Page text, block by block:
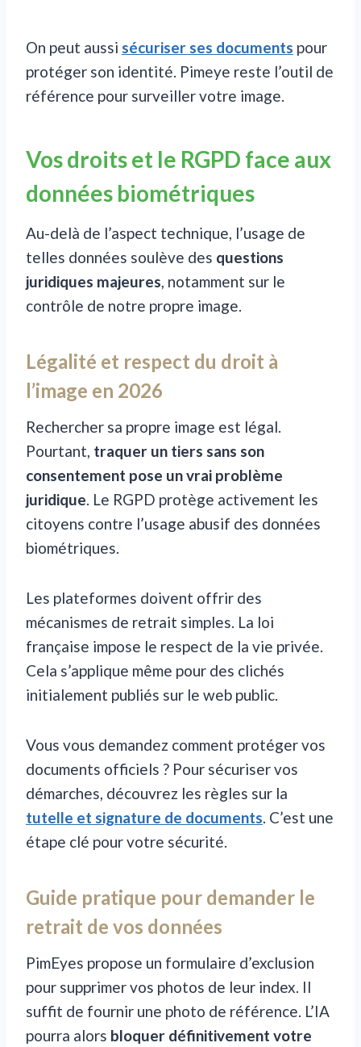
On peut aussi sécuriser ses documents pour
protéger son identité. Pimeye reste l’outil de
référence pour surveiller votre image.
Vos droits et le RGPD face aux
données biométriques
Au-delà de l’aspect technique, l’usage de
telles données soulève des questions
juridiques majeures, notamment sur le
contrôle de notre propre image.
Légalité et respect du droit à
l’image en 2026
Rechercher sa propre image est légal.
Pourtant, traquer un tiers sans son
consentement pose un vrai problème
juridique. Le RGPD protège activement les
citoyens contre l’usage abusif des données
biométriques.
Les plateformes doivent offrir des
mécanismes de retrait simples. La loi
française impose le respect de la vie privée.
Cela s’applique même pour des clichés
initialement publiés sur le web public.
Vous vous demandez comment protéger vos
documents officiels ? Pour sécuriser vos
démarches, découvrez les règles sur la
tutelle et signature de documents. C’est une
étape clé pour votre sécurité.
Guide pratique pour demander le
retrait de vos données
PimEyes propose un formulaire d’exclusion
pour supprimer vos photos de leur index. Il
suffit de fournir une photo de référence. L’IA
pourra alors bloquer définitivement votre